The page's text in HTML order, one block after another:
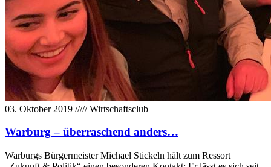
03. Oktober 2019 /////Wirtschaftsclub
Warburg – überraschend anders…
Warburgs Bürgermeister Michael Stickeln hält zum Ressort